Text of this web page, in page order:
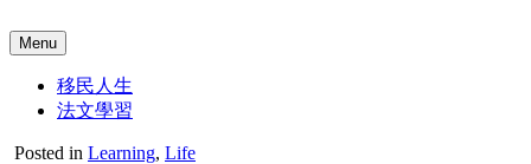
to
content
Ying Canada
盈盈在加
Menu
移民人生
法文學習
Posted in Learning, Life